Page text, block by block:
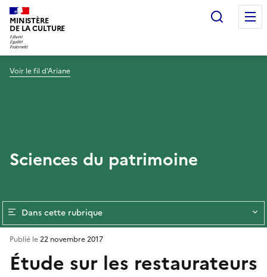
MINISTÈRE
DE LA CULTURE
Voir le fil d’Ariane
Sciences du patrimoine
Dans cette rubrique
Étude sur les restaurateurs
Publié le22 novembre 2017